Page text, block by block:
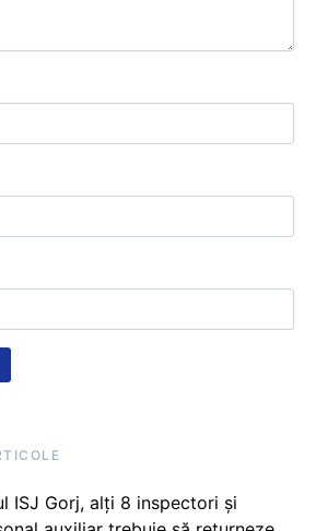
ISJ Gorj, alți 8 inspectori și